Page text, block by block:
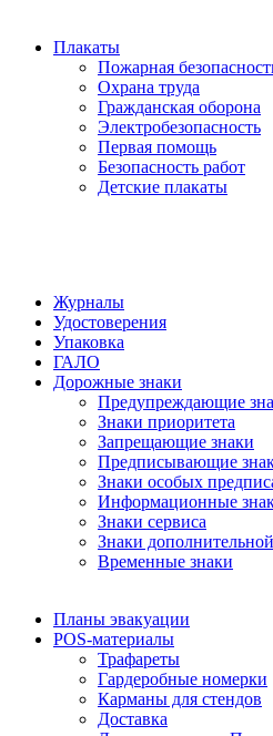
Плакаты
Пожарная
Охрана труда
Гражданская оборона
Электробезопасность
Первая помощь
Безопасность работ
Детские плакаты
Журналы
Удостоверения
Упаковка
ГАЛО
Дорожные знаки
Предупреждающие
Знаки приоритета
Запрещающие знаки
Предписывающие
Знаки особых
Информационные
Знаки сервиса
Знаки
Временные знаки
Планы эвакуации
POS-материалы
Трафареты
Гардеробные номерки
Карманы для стендов
Доставка